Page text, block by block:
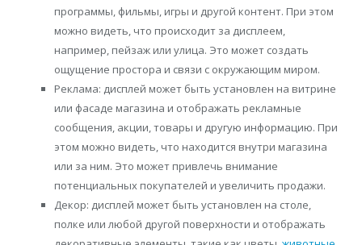
программы, фильмы, игры и другой контент. При этом
можно видеть, что происходит за дисплеем,
например, пейзаж или улица. Это может создать
ощущение простора и связи с окружающим миром.
Реклама: дисплей может быть установлен на витрине
или фасаде магазина и отображать рекламные
сообщения, акции, товары и другую информацию. При
этом можно видеть, что находится внутри магазина
или за ним. Это может привлечь внимание
потенциальных покупателей и увеличить продажи.
Декор: дисплей может быть установлен на столе,
полке или любой другой поверхности и отображать